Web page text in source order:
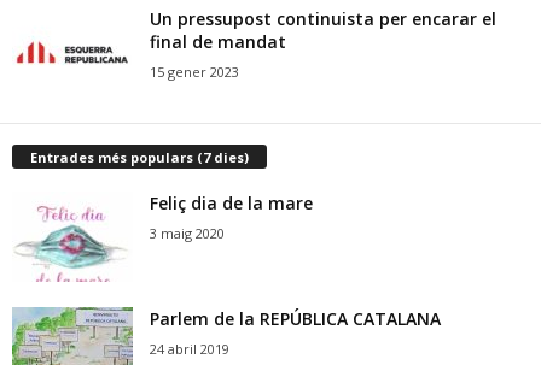
Un pressupost continuista per encarar el
final de mandat
15 gener 2023
Entrades més populars (7 dies)
Feliç dia de la mare
3 maig 2020
Parlem de la REPÚBLICA CATALANA
24 abril 2019